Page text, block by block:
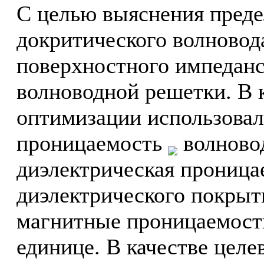
С целью выяснения
докритического
поверхностного
волноводной решетки. В
оптимизации
проницаемость
диэлектрическая
диэлектрического
магнитные
единице. В качестве